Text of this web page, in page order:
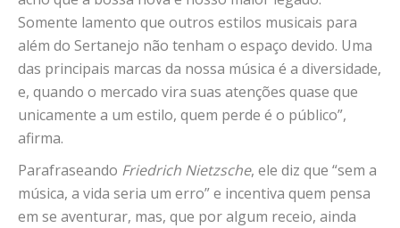
Somente lamento que outros estilos musicais para
além do Sertanejo não tenham o espaço devido. Uma
das principais marcas da nossa música é a diversidade,
e, quando o mercado vira suas atenções quase que
unicamente a um estilo, quem perde é o público”,
afirma.
Parafraseando Friedrich Nietzsche, ele diz que “sem a
música, a vida seria um erro” e incentiva quem pensa
em se aventurar, mas, que por algum receio, ainda